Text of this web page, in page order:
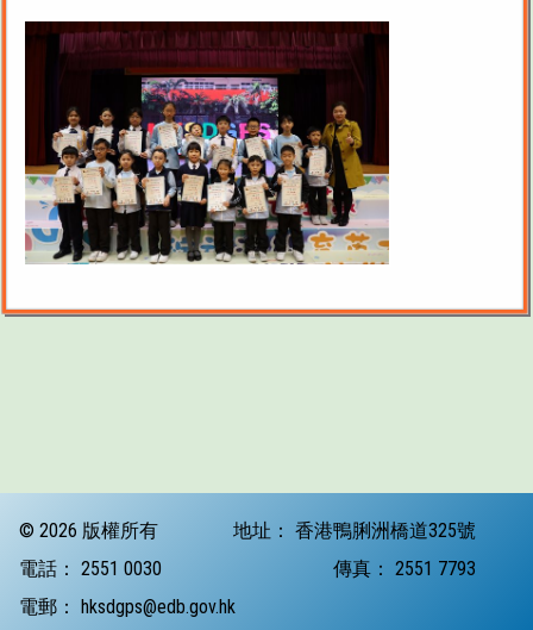
© 2026 版權所有 地址： 香港鴨脷洲橋道325號
電話： 2551 0030 傳真： 2551 7793
電郵： hksdgps@edb.gov.hk